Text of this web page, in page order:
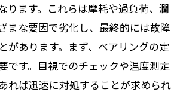
ります。これらは摩耗や過負荷、潤
まな要因で劣化し、最終的には故障
があります。まず、ベアリングの定
です。目視でのチェックや温度測定
れば迅速に対処することが求められ